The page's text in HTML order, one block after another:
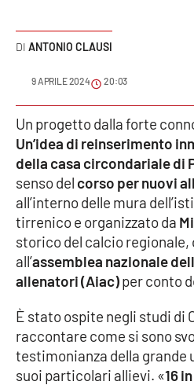
Cultura
Editoriali
VIDEO
Ambiente
Cronaca
Cultura
Economia e Lavoro
ANTONIO CLAUSI
9 APRILE 2024 20:03
Un progetto dalla forte
Un’idea di reinserimento
della casa circondariale di
senso del corso per nuovi
all’interno delle mura
tirrenico e organizzato da
storico del calcio regionale,
all’assemblea nazionale
allenatori (Aiac)per conto
È stato ospite negli studi di
raccontare come si sono
testimonianza della grande
suoi particolari allievi. «16